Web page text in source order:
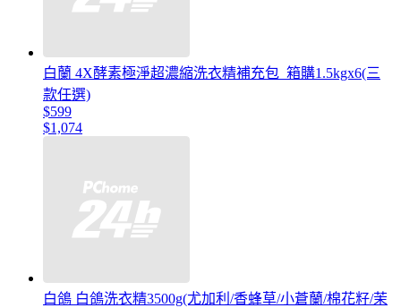
白蘭 4X酵素極淨超濃縮洗衣精補充包_箱購1.5kgx6(三
款任選)
$599
$1,074
白鴿 白鴿洗衣精3500g(尤加利/香蜂草/小蒼蘭/棉花籽/茉